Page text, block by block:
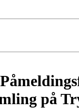
på